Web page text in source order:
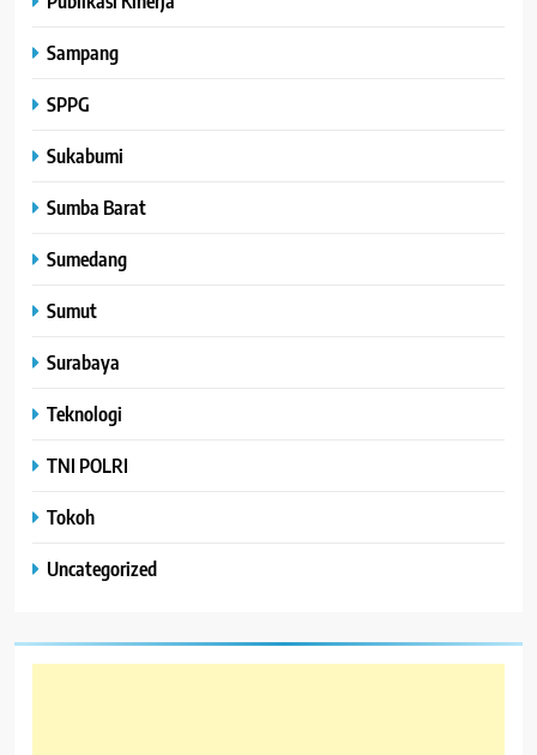
Sampang
SPPG
Sukabumi
Sumba Barat
Sumedang
Sumut
Surabaya
Teknologi
TNI POLRI
Tokoh
Uncategorized